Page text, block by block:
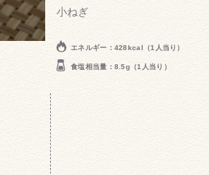
小ねぎ
エネルギー：428kcal（1人当り）
食塩相当量：8.5g（1人当り）